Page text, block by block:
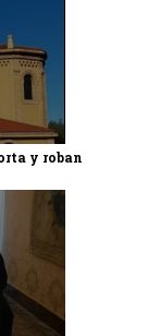
y roban